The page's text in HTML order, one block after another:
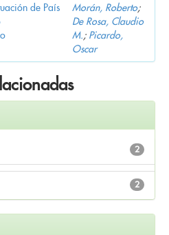
de País
Morán, Roberto;
De Rosa, Claudio
M.; Picardo,
Oscar
2
2